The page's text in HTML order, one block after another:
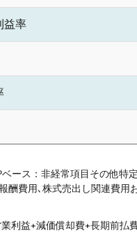
益率
ース：非経常項目その他特
酬費用､株式売出し関連費用
業利益+減価償却費+長期前払